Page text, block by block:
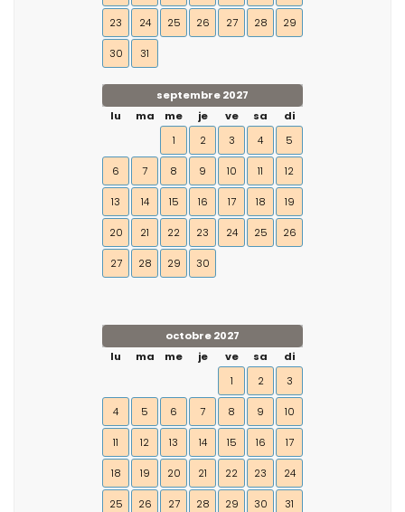
23 24 25 26 27 28 29
30 31
septembre 2027
lu
ma me je ve sa
di
1
2 3 4 5
6 7 8 9 10 11 12
13 14 15 16 17 18 19
20 21 22 23 24 25 26
27 28 29 30
octobre 2027
lu
ma me je ve sa
di
1
2 3
4 5 6 7 8 9 10
11 12 13 14 15 16 17
18 19 20 21 22 23 24
25 26 27 28 29 30 31